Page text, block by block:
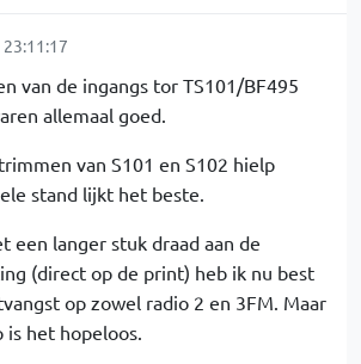
van de ingangs tor TS101/BF495
allemaal goed.
van S101 en S102 hielp
stand lijkt het beste.
een langer stuk draad aan de
(direct op de print) heb ik nu best
op zowel radio 2 en 3FM. Maar
is het hopeloos.